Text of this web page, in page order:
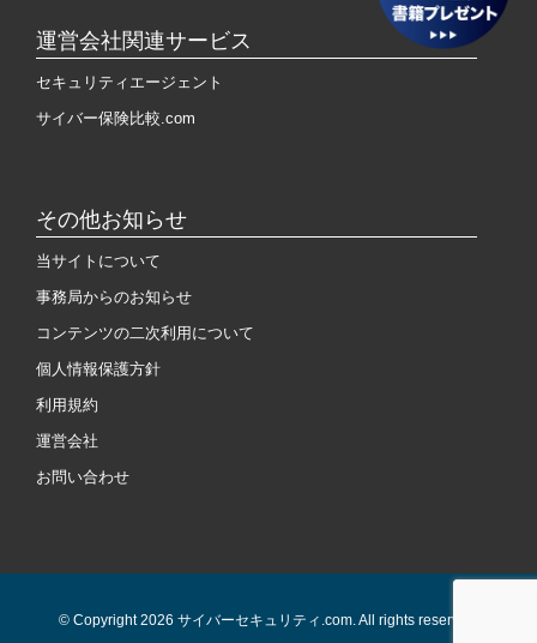
運営会社関連サービス
セキュリティエージェント
サイバー保険比較.com
その他お知らせ
当サイトについて
事務局からのお知らせ
コンテンツの二次利用について
個人情報保護方針
利用規約
運営会社
お問い合わせ
© Copyright 2026 サイバーセキュリティ.com. All rights reserved.